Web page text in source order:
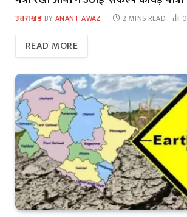
उत्तराखंड BY ANANT AWAZ 2 MINS READ 0
READ MORE